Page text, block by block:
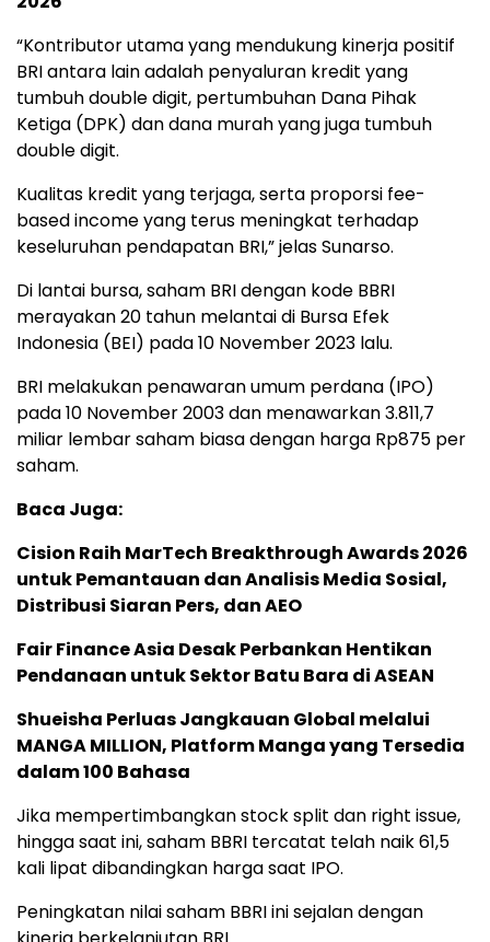
“Kontributor utama yang mendukung kinerja positif
BRI antara lain adalah penyaluran kredit yang
tumbuh double digit, pertumbuhan Dana Pihak
Ketiga (DPK) dan dana murah yang juga tumbuh
double digit.
Kualitas kredit yang terjaga, serta proporsi fee-
based income yang terus meningkat terhadap
keseluruhan pendapatan BRI,” jelas Sunarso.
Di lantai bursa, saham BRI dengan kode BBRI
merayakan 20 tahun melantai di Bursa Efek
Indonesia (BEI) pada 10 November 2023 lalu.
BRI melakukan penawaran umum perdana (IPO)
pada 10 November 2003 dan menawarkan 3.811,7
miliar lembar saham biasa dengan harga Rp875 per
saham.
Baca Juga:
Cision Raih MarTech Breakthrough Awards 2026
untuk Pemantauan dan Analisis Media Sosial,
Distribusi Siaran Pers, dan AEO
Fair Finance Asia Desak Perbankan Hentikan
Pendanaan untuk Sektor Batu Bara di ASEAN
Shueisha Perluas Jangkauan Global melalui
MANGA MILLION, Platform Manga yang Tersedia
dalam 100 Bahasa
Jika mempertimbangkan stock split dan right issue,
hingga saat ini, saham BBRI tercatat telah naik 61,5
kali lipat dibandingkan harga saat IPO.
Peningkatan nilai saham BBRI ini sejalan dengan